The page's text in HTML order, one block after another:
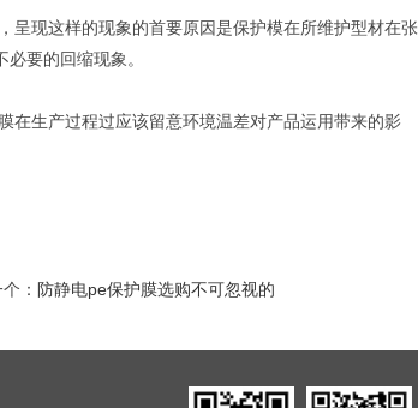
呈现这样的现象的首要原因是保护模在所维护型材在张
要的回缩现象。
生产过程过应该留意环境温差对产品运用带来的影
： 防静电pe保护膜选购不可忽视的